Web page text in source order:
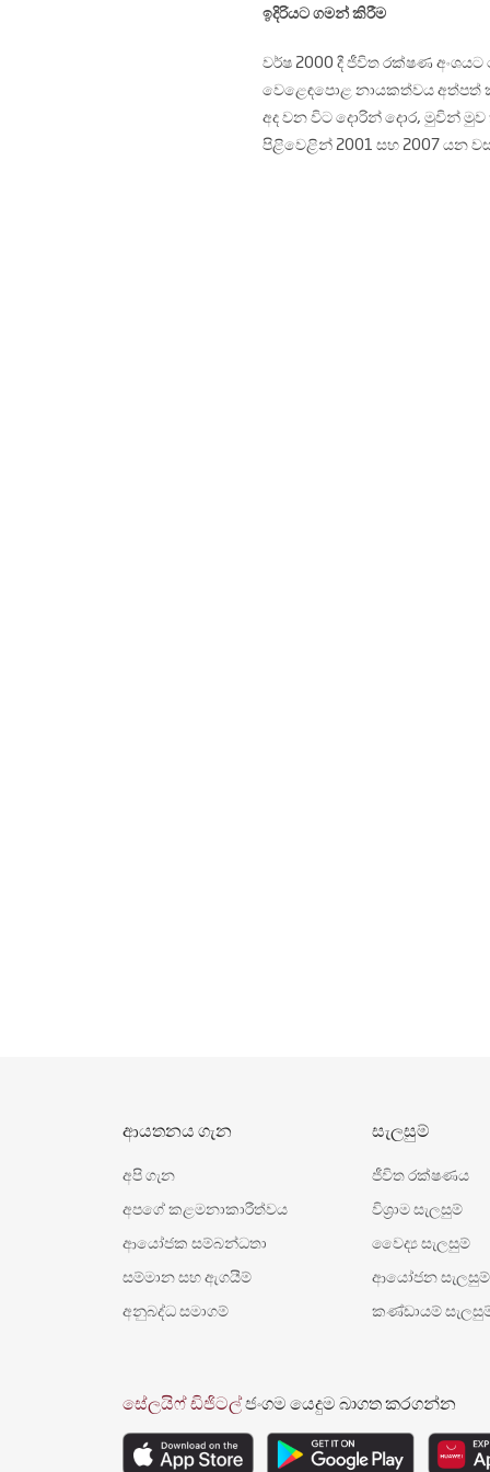
ඉදිරියට ගමන් කිරීම
වර්ෂ 2000 දී ජීවිත රක්ෂණ
වෙළෙඳපොළ නායකත්වය අත්පත්
අද වන විට දොරින් දොර, මුවින් මුව
පිළිවෙළින් 2001 සහ 2007 යන
ආයතනය ගැන
අපි ගැන
අපගේ කළමනාකාරීත්වය
ආයෝජක සම්බන්ධතා
සම්මාන සහ ඇගයීම්
අනුබද්ධ සමාගම්
සැලසුම්
ජීවිත රක්ෂණය
විශ‍්‍රාම සැලසුම්
වෛද්‍ය සැලසුම්
ආයෝජන සැලසුම්
කණ්ඩායම්
සේලයිෆ් ඩිජිටල්ජංගම යෙදුම බාගත කරගන්න